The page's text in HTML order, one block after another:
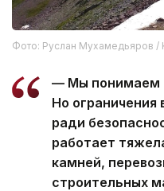
Фото: Руслан Мухамедьяров /
— Мы понимаем
Но ограничения
ради
работает
камней,
строительных